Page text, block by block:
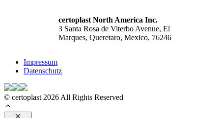
certoplast North America Inc.
3 Santa Rosa de Viterbo Avenue, El
Marques, Queretaro, Mexico, 76246
Impressum
Datenschutz
© certoplast 2026 All Rights Reserved